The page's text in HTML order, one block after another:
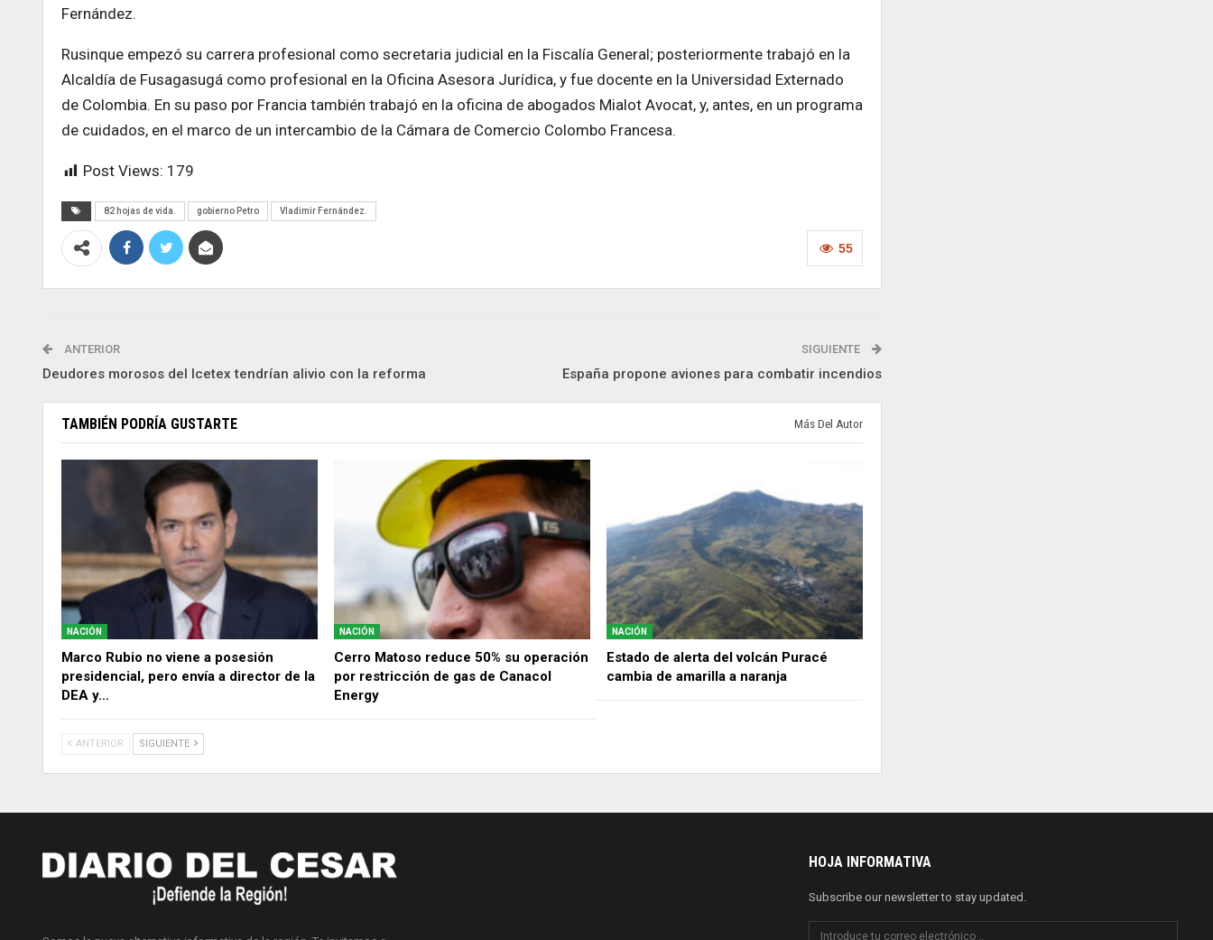
Fernández.
Rusinque empezó su carrera profesional como secretaria judicial en la Fiscalía General; posteriormente trabajó en la
Alcaldía de Fusagasugá como profesional en la Oficina Asesora Jurídica, y fue docente en la Universidad Externado
de Colombia. En su paso por Francia también trabajó en la oficina de abogados Mialot Avocat, y, antes, en un programa
de cuidados, en el marco de un intercambio de la Cámara de Comercio Colombo Francesa.
Post Views: 179
82 hojas de vida. gobierno Petro Vladimir Fernández.
55
ANTERIOR
Deudores morosos del Icetex tendrían alivio con la reforma
SIGUIENTE
España propone aviones para combatir incendios
TAMBIÉN PODRÍA GUSTARTE Más Del Autor
NACIÓN
Marco Rubio no viene a posesión
presidencial, pero envía a director de la
DEA y…
NACIÓN
Cerro Matoso reduce 50% su operación
por restricción de gas de Canacol
Energy
NACIÓN
Estado de alerta del volcán Puracé
cambia de amarilla a naranja
ANTERIOR SIGUIENTE
HOJA INFORMATIVA
Subscribe our newsletter to stay updated.